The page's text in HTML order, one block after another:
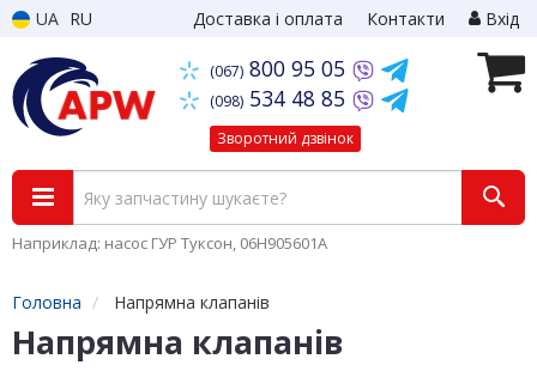
UA RU Доставка і оплата Контакти Вхід
(067) 800 95 05
(098) 534 48 85
Зворотний дзвінок
Наприклад: насос ГУР Туксон, 06H905601A
Головна Напрямна клапанів
Напрямна клапанів